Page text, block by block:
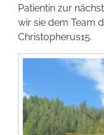
Förderer
Kontakt
Patientin zur
wir sie dem Team
Christopherus15.